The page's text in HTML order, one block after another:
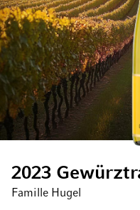
2023
Famille Hugel